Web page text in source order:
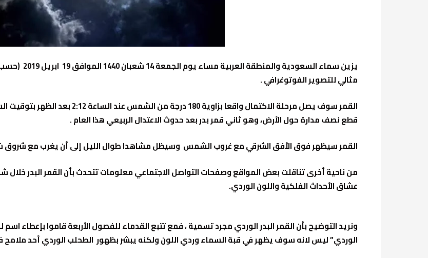
يزين سماء
مثالي للتصوير الفوتوغرافي .
قطع نصف مدارة حول الأرض، وهو ثاني قمر بدر بعد حدوث الاعتدال الربيعي هذا العام .
القمر سيظهر فوق الأفق الشرقي مع غروب الشمس وسيظل مشاهدا طوال الليل إلى أن يغرب مع
عشاق الأحداث الفلكية واللون الوردي.
ونريد التوضيح بأن القمر البدر الوردي مجرد تسمية ، فمع تتبع القدماء للفصول الأربعة قاموا بإعطاء
الوردي” ليس لانه سوف يظهر في قبة السماء وردي اللون ولكنه يبشر بظهور الطحلب الوردي أحد ملامح